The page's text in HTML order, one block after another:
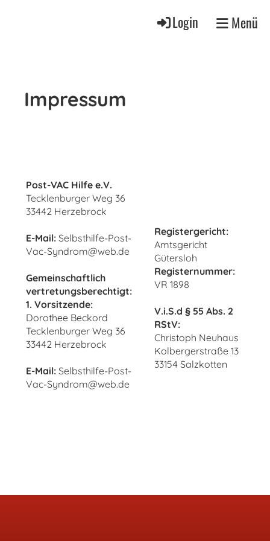
Login Menü
Impressum
Post-VAC Hilfe e.V.
Tecklenburger Weg 36
33442 Herzebrock
E-Mail: Selbsthilfe-Post-
Vac-Syndrom@web.de
Gemeinschaftlich
vertretungsberechtigt:
1. Vorsitzende:
Dorothee Beckord
Tecklenburger Weg 36
33442 Herzebrock
E-Mail: Selbsthilfe-Post-
Vac-Syndrom@web.de
Registergericht:
Amtsgericht
Gütersloh
Registernummer:
VR 1898
V.i.S.d § 55 Abs. 2
RStV:
Christoph Neuhaus
Kolbergerstraße 13
33154 Salzkotten